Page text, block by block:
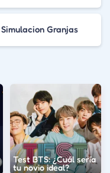
Granjas
Test BTS: ¿Cuál sería
tu novio ideal?